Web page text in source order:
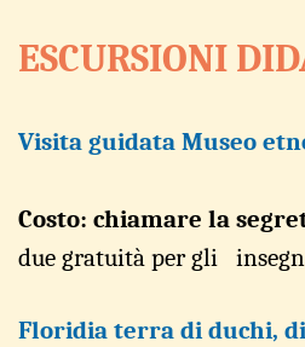
ESCURSIONI
Visita guidata Museo
Costo: chiamare la
due gratuità per gli
Floridia terra di duchi,